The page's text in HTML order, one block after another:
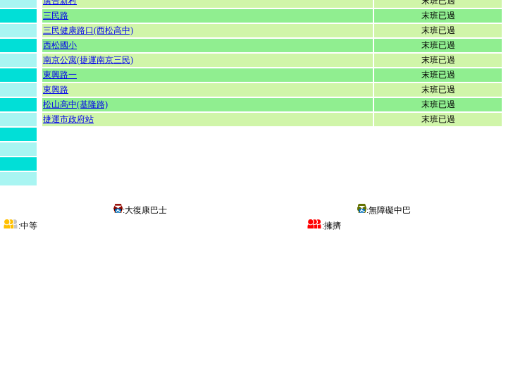
三民路
末班已過
三民健康路口(西松高中)
末班已過
西松國小
末班已過
南京公寓(捷運南京三民)
末班已過
東興路一
末班已過
東興路
末班已過
松山高中(基隆路)
末班已過
捷運市政府站
末班已過
:大復康巴士
:無障礙中巴
:中等 :擁擠